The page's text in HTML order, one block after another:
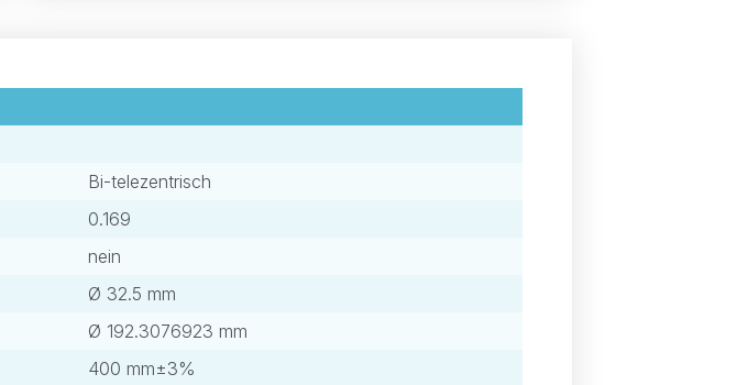
Bi-telezentrisch
0.169
nein
Ø 32.5 mm
Ø 192.3076923 mm
400 mm±3%